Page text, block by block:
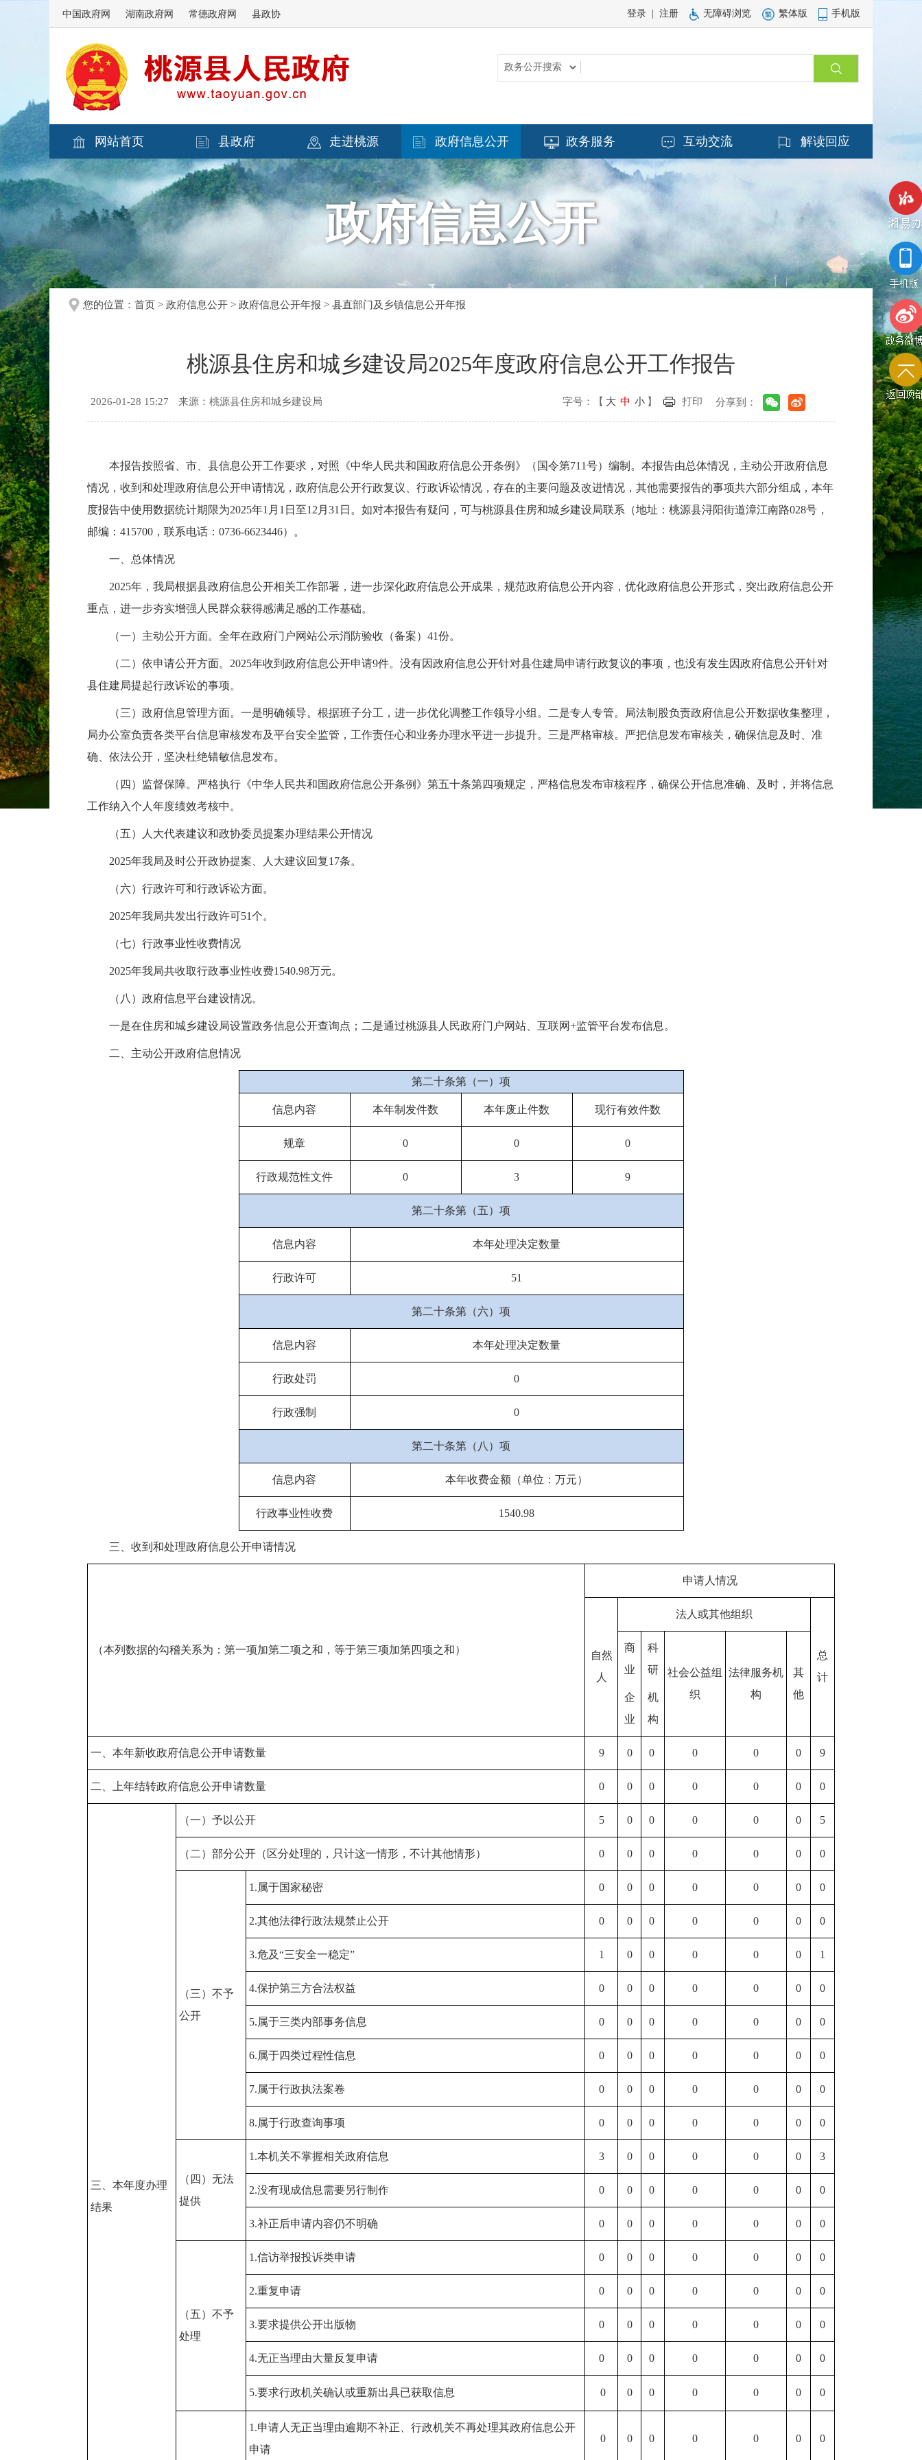
中国政府网 湖南政府网 常德政府网 县政协 登录 注册 无障碍浏览 繁体版 手机版
网站首页 县政府 走进桃源 政府信息公开 政务服务 互动交流 解读回应
政府信息公开
您的位置： 首页 > 政府信息公开 > 政府信息公开年报 > 县直部门及乡镇信息公开年报
桃源县住房和城乡建设局2025年度政府信息公开工作报告
2026-01-28 15:27 来源：桃源县住房和城乡建设局 字号：【 大 中 小 】 打印 分享到：
本报告按照省、市、县信息公开工作要求，对照《中华人民共和国政府信息公开条例》（国令第711号）编制。本报告由总体情况，主动公开政府信息
情况，收到和处理政府信息公开申请情况，政府信息公开行政复议、行政诉讼情况，存在的主要问题及改进情况，其他需要报告的事项共六部分组成，本年
度报告中使用数据统计期限为2025年1月1日至12月31日。如对本报告有疑问，可与桃源县住房和城乡建设局联系（地址：桃源县浔阳街道漳江南路028号，
邮编：415700，联系电话：0736-6623446）。
一、总体情况
2025年，我局根据县政府信息公开相关工作部署，进一步深化政府信息公开成果，规范政府信息公开内容，优化政府信息公开形式，突出政府信息公开
重点，进一步夯实增强人民群众获得感满足感的工作基础。
（一）主动公开方面。全年在政府门户网站公示消防验收（备案）41份。
（二）依申请公开方面。2025年收到政府信息公开申请9件。没有因政府信息公开针对县住建局申请行政复议的事项，也没有发生因政府信息公开针对
县住建局提起行政诉讼的事项。
（三）政府信息管理方面。一是明确领导。根据班子分工，进一步优化调整工作领导小组。二是专人专管。局法制股负责政府信息公开数据收集整理，
局办公室负责各类平台信息审核发布及平台安全监管，工作责任心和业务办理水平进一步提升。三是严格审核。严把信息发布审核关，确保信息及时、准
确、依法公开，坚决杜绝错敏信息发布。
（四）监督保障。严格执行《中华人民共和国政府信息公开条例》第五十条第四项规定，严格信息发布审核程序，确保公开信息准确、及时，并将信息
工作纳入个人年度绩效考核中。
（五）人大代表建议和政协委员提案办理结果公开情况
2025年我局及时公开政协提案、人大建议回复17条。
（六）行政许可和行政诉讼方面。
2025年我局共发出行政许可51个。
（七）行政事业性收费情况
2025年我局共收取行政事业性收费1540.98万元。
（八）政府信息平台建设情况。
一是在住房和城乡建设局设置政务信息公开查询点；二是通过桃源县人民政府门户网站、互联网+监管平台发布信息。
二、主动公开政府信息情况
第二十条第（一）项
信息内容 本年制发件数 本年废止件数 现行有效件数
规章 0 0 0
行政规范性文件 0 3 9
第二十条第（五）项
信息内容 本年处理决定数量
行政许可 51
第二十条第（六）项
信息内容 本年处理决定数量
行政处罚 0
行政强制 0
第二十条第（八）项
信息内容 本年收费金额（单位：万元）
行政事业性收费 1540.98
三、收到和处理政府信息公开申请情况
（本列数据的勾稽关系为：第一项加第二项之和，等于第三项加第四项之和）
申请人情况
自然
人
法人或其他组织
总
计
商
业
企
业
科
研
机
构
社会公益组
织
法律服务机
构
其
他
一、本年新收政府信息公开申请数量 9 0 0 0 0 0 9
二、上年结转政府信息公开申请数量 0 0 0 0 0 0 0
三、本年度办理
结果
（一）予以公开 5 0 0 0 0 0 5
（二）部分公开（区分处理的，只计这一情形，不计其他情形） 0 0 0 0 0 0 0
（三）不予
公开
1.属于国家秘密 0 0 0 0 0 0 0
2.其他法律行政法规禁止公开 0 0 0 0 0 0 0
3.危及“三安全一稳定” 1 0 0 0 0 0 1
4.保护第三方合法权益 0 0 0 0 0 0 0
5.属于三类内部事务信息 0 0 0 0 0 0 0
6.属于四类过程性信息 0 0 0 0 0 0 0
7.属于行政执法案卷 0 0 0 0 0 0 0
8.属于行政查询事项 0 0 0 0 0 0 0
（四）无法
提供
1.本机关不掌握相关政府信息 3 0 0 0 0 0 3
2.没有现成信息需要另行制作 0 0 0 0 0 0 0
3.补正后申请内容仍不明确 0 0 0 0 0 0 0
（五）不予
处理
1.信访举报投诉类申请 0 0 0 0 0 0 0
2.重复申请 0 0 0 0 0 0 0
3.要求提供公开出版物 0 0 0 0 0 0 0
4.无正当理由大量反复申请 0 0 0 0 0 0 0
5.要求行政机关确认或重新出具已获取信息 0 0 0 0 0 0 0
1.申请人无正当理由逾期不补正、行政机关不再处理其政府信息公开
申请
0 0 0 0 0 0 0
湘易办
手机版
政务微
返回顶